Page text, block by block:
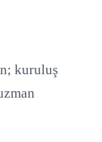
kuruluş